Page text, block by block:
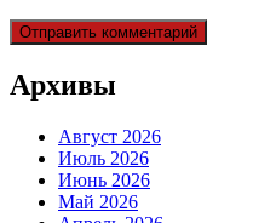
Архивы
Август 2026
Июль 2026
Июнь 2026
Май 2026